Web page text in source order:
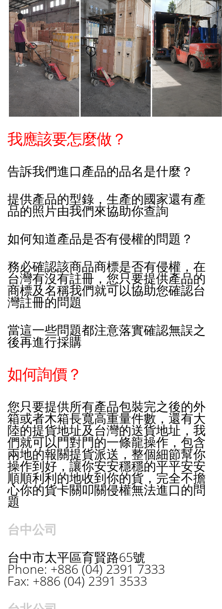
我應該要怎麼做？
告訴我們進口產品的品名是什麼？
提供產品的型錄，生產的國家還有產
品的照片由我們來協助你查詢
如何知道產品是否有侵權的問題？
務必確認該商品商標是否有侵權，在
台灣有沒有註冊，您只要提供產品的
商標及名稱我們就可以協助您確認台
灣註冊的問題
當這一些問題都注意落實確認無誤之
後再進行採購
如何詢價？
您只要提供所有產品包裝完之後的外
箱或者木箱長寬高重量件數，還有大
陸的提貨地址及台灣的送貨地址，我
們就可以門對門的一條龍操作，包含
兩地的報關提貨派送， 整個細節幫你
操作到好，讓你安安穩穩的平平安安
順順利利的地收到你的貨，完全不擔
心你的貨卡關叩關侵權無法進口的問
題
台中公司
台中市太平區育賢路65號
Phone: +886 (04) 2391 7333
Fax: +886 (04) 2391 3533